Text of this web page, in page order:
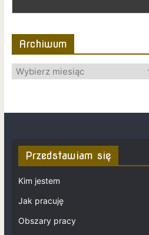
Archiwum
Przedstawiam się
Kim jestem
Jak pracuję
Obszary pracy